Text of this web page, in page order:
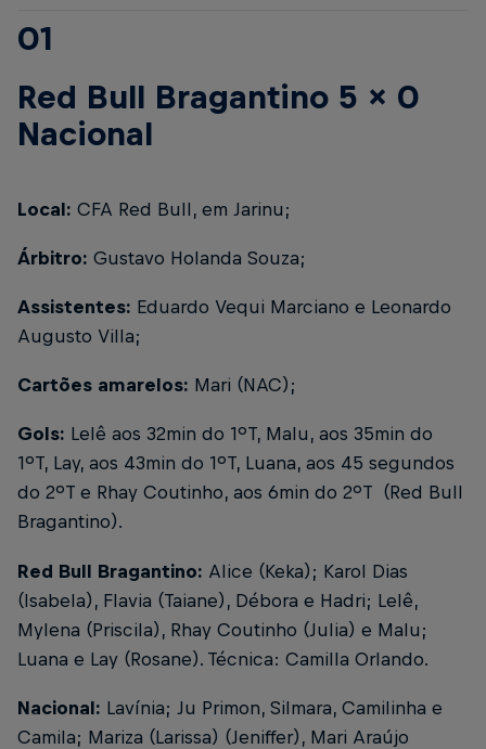
01
Red Bull Bragantino 5 x 0
Nacional
Local: CFA Red Bull, em Jarinu;
Árbitro: Gustavo Holanda Souza;
Assistentes: Eduardo Vequi Marciano e Leonardo
Augusto Villa;
Cartões amarelos: Mari (NAC);
Gols: Lelê aos 32min do 1ºT, Malu, aos 35min do
1ºT, Lay, aos 43min do 1ºT, Luana, aos 45 segundos
do 2ºT e Rhay Coutinho, aos 6min do 2ºT (Red Bull
Bragantino).
Red Bull Bragantino: Alice (Keka); Karol Dias
(Isabela), Flavia (Taiane), Débora e Hadri; Lelê,
Mylena (Priscila), Rhay Coutinho (Julia) e Malu;
Luana e Lay (Rosane). Técnica: Camilla Orlando.
Nacional: Lavínia; Ju Primon, Silmara, Camilinha e
Camila; Mariza (Larissa) (Jeniffer), Mari Araújo